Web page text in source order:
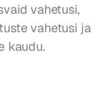
vahetusi,
vahetusi ja
kaudu.